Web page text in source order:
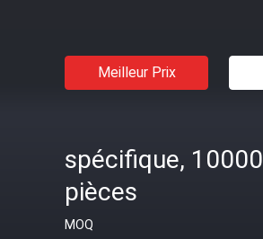
Meilleur Prix
spécifique, 10000
pièces
MOQ